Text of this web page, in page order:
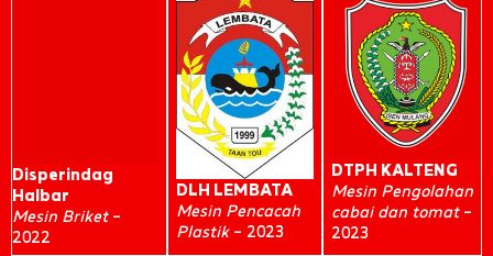
Disperindag
Halbar
Mesin Briket –
2022
DLH LEMBATA
Mesin Pencacah
Plastik – 2023
DTPH KALTENG
Mesin Pengolahan
cabai dan tomat –
2023